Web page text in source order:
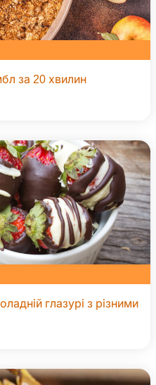
за 20 хвилин
глазурі з різними